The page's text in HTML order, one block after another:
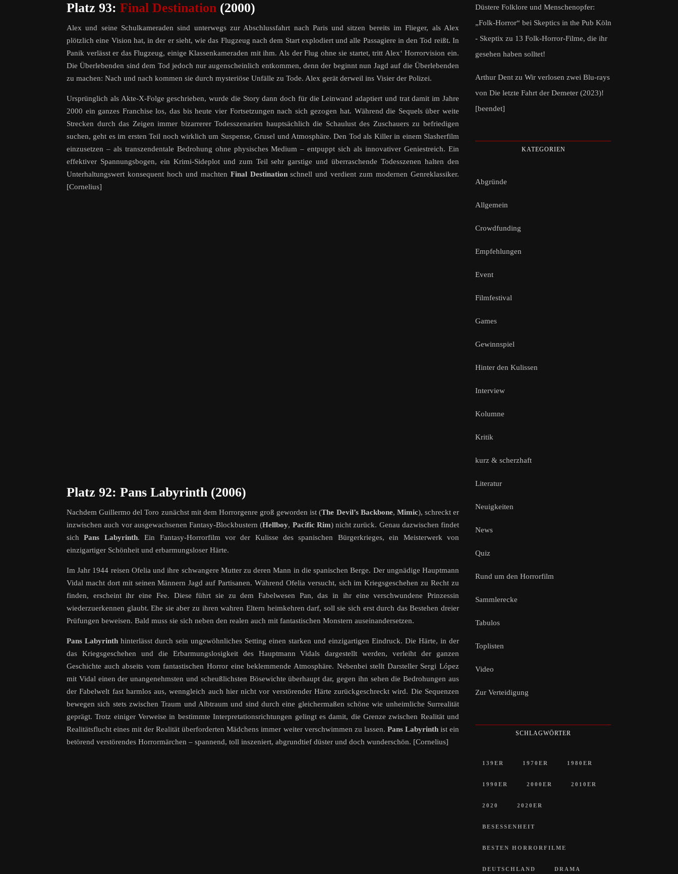
Platz 93: Final Destination (2000)
Alex und seine Schulkameraden sind unterwegs zur Abschlussfahrt nach Paris und sitzen bereits im Flieger, als Alex
plötzlich eine Vision hat, in der er sieht, wie das Flugzeug nach dem Start explodiert und alle Passagiere in den Tod reißt. In
Panik verlässt er das Flugzeug, einige Klassenkameraden mit ihm. Als der Flug ohne sie startet, tritt Alex‘ Horrorvision ein.
Die Überlebenden sind dem Tod jedoch nur augenscheinlich entkommen, denn der beginnt nun Jagd auf die Überlebenden
zu machen: Nach und nach kommen sie durch mysteriöse Unfälle zu Tode. Alex gerät derweil ins Visier der Polizei.
Ursprünglich als Akte-X-Folge geschrieben, wurde die Story dann doch für die Leinwand adaptiert und trat damit im Jahre
2000 ein ganzes Franchise los, das bis heute vier Fortsetzungen nach sich gezogen hat. Während die Sequels über weite
Strecken durch das Zeigen immer bizarrerer Todesszenarien hauptsächlich die Schaulust des Zuschauers zu befriedigen
suchen, geht es im ersten Teil noch wirklich um Suspense, Grusel und Atmosphäre. Den Tod als Killer in einem Slasherfilm
einzusetzen – als transzendentale Bedrohung ohne physisches Medium – entpuppt sich als innovativer Geniestreich. Ein
effektiver Spannungsbogen, ein Krimi-Sideplot und zum Teil sehr garstige und überraschende Todesszenen halten den
Unterhaltungswert konsequent hoch und machten Final Destinationschnell und verdient zum modernen Genreklassiker.
[Cornelius]
Platz 92: Pans Labyrinth (2006)
Nachdem Guillermo del Toro zunächst mit dem Horrorgenre groß geworden ist (The Devil’s Backbone, Mimic), schreckt er
inzwischen auch vor ausgewachsenen Fantasy-Blockbustern (Hellboy, Pacific Rim) nicht zurück. Genau dazwischen findet
sichPans Labyrinth. Ein Fantasy-Horrorfilm vor der Kulisse des spanischen Bürgerkrieges, ein Meisterwerk von
einzigartiger Schönheit und erbarmungsloser Härte.
Im Jahr 1944 reisen Ofelia und ihre schwangere Mutter zu deren Mann in die spanischen Berge. Der ungnädige Hauptmann
Vidal macht dort mit seinen Männern Jagd auf Partisanen. Während Ofelia versucht, sich im Kriegsgeschehen zu Recht zu
finden, erscheint ihr eine Fee. Diese führt sie zu dem Fabelwesen Pan, das in ihr eine verschwundene Prinzessin
wiederzuerkennen glaubt. Ehe sie aber zu ihren wahren Eltern heimkehren darf, soll sie sich erst durch das Bestehen dreier
Prüfungen beweisen. Bald muss sie sich neben den realen auch mit fantastischen Monstern auseinandersetzen.
Pans Labyrinth hinterlässt durch sein ungewöhnliches Setting einen starken und einzigartigen Eindruck. Die Härte, in der
das Kriegsgeschehen und die Erbarmungslosigkeit des Hauptmann Vidals dargestellt werden, verleiht der ganzen
Geschichte auch abseits vom fantastischen Horror eine beklemmende Atmosphäre. Nebenbei stellt Darsteller Sergi López
mit Vidal einen der unangenehmsten und scheußlichsten Bösewichte überhaupt dar, gegen ihn sehen die Bedrohungen aus
der Fabelwelt fast harmlos aus, wenngleich auch hier nicht vor verstörender Härte zurückgeschreckt wird. Die Sequenzen
bewegen sich stets zwischen Traum und Albtraum und sind durch eine gleichermaßen schöne wie unheimliche Surrealität
geprägt. Trotz einiger Verweise in bestimmte Interpretationsrichtungen gelingt es damit, die Grenze zwischen Realität und
Realitätsflucht eines mit der Realität überforderten Mädchens immer weiter verschwimmen zu lassen. Pans Labyrinthist ein
betörend verstörendes Horrormärchen – spannend, toll inszeniert, abgrundtief düster und doch wunderschön. [Cornelius]
Düstere Folklore und Menschenopfer:
„Folk-Horror“ bei Skeptics in the Pub Köln
- Skeptix zu 13 Folk-Horror-Filme, die ihr
gesehen haben solltet!
Arthur Dent zu Wir verlosen zwei Blu-rays
von Die letzte Fahrt der Demeter (2023)!
[beendet]
KATEGORIEN
Abgründe
Allgemein
Crowdfunding
Empfehlungen
Event
Filmfestival
Games
Gewinnspiel
Hinter den Kulissen
Interview
Kolumne
Kritik
kurz & scherzhaft
Literatur
Neuigkeiten
News
Quiz
Rund um den Horrorfilm
Sammlerecke
Tabulos
Toplisten
Video
Zur Verteidigung
SCHLAGWÖRTER
139ER 1970ER 1980ER
1990ER 2000ER 2010ER
2020 2020ER
BESESSENHEIT
BESTEN HORRORFILME
DEUTSCHLAND DRAMA